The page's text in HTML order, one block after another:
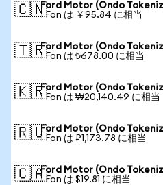
🇨🇳Ford Motor (Ondo
1 Fon は ￥95.84 に相当
🇹🇷Ford Motor (Ondo
1 Fon は ₺678.00 に相当
🇰🇷Ford Motor (Ondo
1 Fon は ₩20,140.49 に相当
🇷🇺Ford Motor (Ondo
1 Fon は ₽1,173.78 に相当
🇨🇦Ford Motor (Ondo
1 Fon は $19.81 に相当